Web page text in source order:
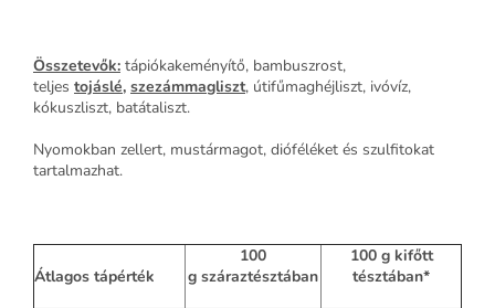
Összetevők: tápiókakeményítő, bambuszrost,
teljes tojáslé, szezámmagliszt, útifűmaghéjliszt, ivóvíz,
kókuszliszt, batátaliszt.
Nyomokban zellert, mustármagot, dióféléket és szulfitokat
tartalmazhat.
Átlagos tápérték
100
g száraztésztában
100 gkifőtt
tésztában*